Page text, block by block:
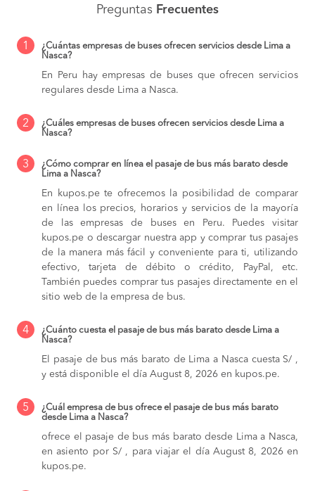
Preguntas Frecuentes
1
¿Cuántas empresas de buses ofrecen servicios desde Lima a
Nasca?
En Peru hay empresas de buses que ofrecen servicios
regulares desde Lima a Nasca.
2
¿Cuáles empresas de buses ofrecen servicios desde Lima a
Nasca?
3
¿Cómo comprar en línea el pasaje de bus más barato desde
Lima a Nasca?
En kupos.pe te ofrecemos la posibilidad de comparar
en línea los precios, horarios y servicios de la mayoría
de las empresas de buses en Peru. Puedes visitar
kupos.pe o descargar nuestra app y comprar tus pasajes
de la manera más fácil y conveniente para ti, utilizando
efectivo, tarjeta de débito o crédito, PayPal, etc.
También puedes comprar tus pasajes directamente en el
sitio web de la empresa de bus.
4
¿Cuánto cuesta el pasaje de bus más barato desde Lima a
Nasca?
El pasaje de bus más barato de Lima a Nasca cuesta S/ ,
y está disponible el día August 8, 2026 en kupos.pe.
5
¿Cuál empresa de bus ofrece el pasaje de bus más barato
desde Lima a Nasca?
ofrece el pasaje de bus más barato desde Lima a Nasca,
en asiento por S/ , para viajar el día August 8, 2026 en
kupos.pe.